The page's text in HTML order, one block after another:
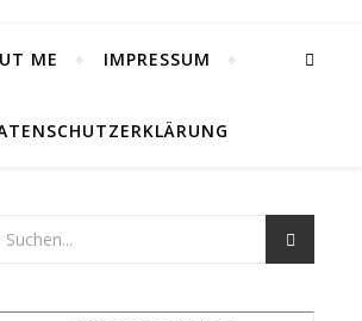
ME IMPRESSUM
, BÜCHER OETINGER
BUCHBLOG ,